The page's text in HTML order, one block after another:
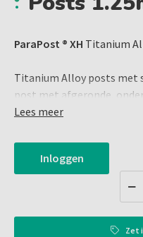
ParaPost ® XH Titanium
Titanium Alloy posts met
post met afgeronde,
restauratie in één afspraak.
Xtra retentie-en veiligheid
12 stuks
Lees meer
Inloggen
Zet